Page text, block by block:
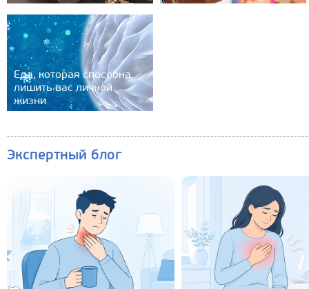
Еда, которая способна
лишить вас личной
жизни
Экспертный блог